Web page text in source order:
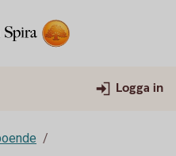
Logga in